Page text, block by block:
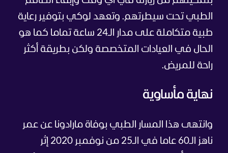
الطبي تحت سيطرتهم. وتعهد لوكي بتوفير رعاية
طبية متكاملة على مدار الـ24 ساعة تماما كما هو
الحال في العيادات المتخصصة ولكن بطريقة أكثر
راحة للمريض.
نهاية مأساوية
وانتهى هذا المسار الطبي بوفاة مارادونا عن عمر
ناهز الـ60 عاما في الـ25 من نوفمبر 2020 إثر